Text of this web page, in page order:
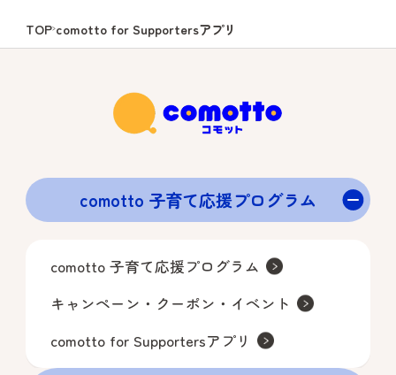
TOPcomotto for Supportersアプリ
comotto 子育て応援プログラム
comotto 子育て応援プログラム
キャンペーン・クーポン・イベント
comotto for Supportersアプリ